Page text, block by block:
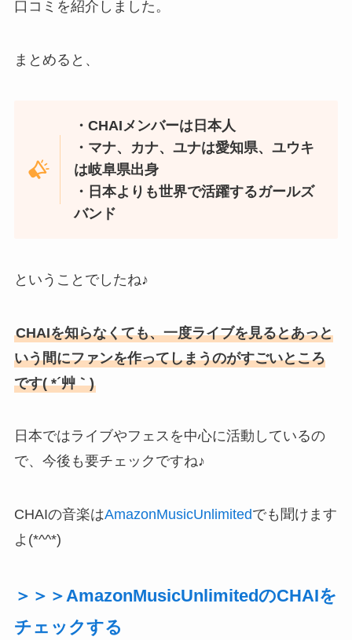
口コミを紹介しました。
まとめると、
・CHAIメンバーは日本人
・マナ、カナ、ユナは愛知県、ユウキ
は岐阜県出身
・日本よりも世界で活躍するガールズ
バンド
ということでしたね♪
CHAIを知らなくても、一度ライブを見るとあっと
いう間にファンを作ってしまうのがすごいところ
です( *´艸｀)
日本ではライブやフェスを中心に活動しているの
で、今後も要チェックですね♪
CHAIの音楽はAmazonMusicUnlimitedでも聞けます
よ(*^^*)
＞＞＞AmazonMusicUnlimitedのCHAIを
チェックする